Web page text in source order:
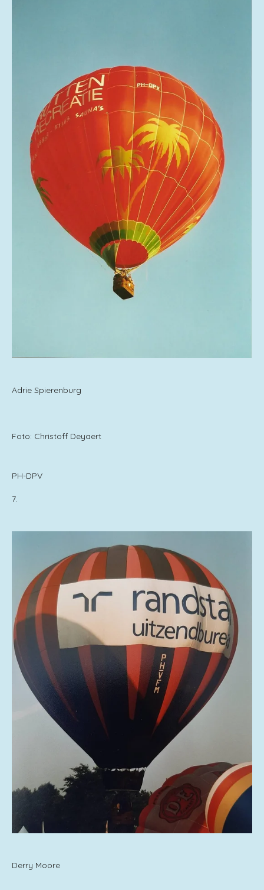
Adrie Spierenburg
Foto: Christoff Deyaert
PH-DPV
7.
Derry Moore